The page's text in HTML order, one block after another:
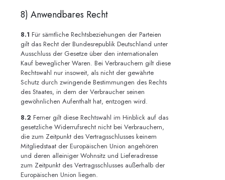
8) Anwendbares Recht
8.1 Für sämtliche Rechtsbeziehungen der Parteien
gilt das Recht der Bundesrepublik Deutschland unter
Ausschluss der Gesetze über den internationalen
Kauf beweglicher Waren. Bei Verbrauchern gilt diese
Rechtswahl nur insoweit, als nicht der gewährte
Schutz durch zwingende Bestimmungen des Rechts
des Staates, in dem der Verbraucher seinen
gewöhnlichen Aufenthalt hat, entzogen wird.
8.2 Ferner gilt diese Rechtswahl im Hinblick auf das
gesetzliche Widerrufsrecht nicht bei Verbrauchern,
die zum Zeitpunkt des Vertragsschlusses keinem
Mitgliedstaat der Europäischen Union angehören
und deren alleiniger Wohnsitz und Lieferadresse
zum Zeitpunkt des Vertragsschlusses außerhalb der
Europäischen Union liegen.